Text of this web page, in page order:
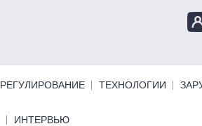
РЕГУЛИРОВАНИЕ ТЕХНОЛОГИИ
ИНТЕРВЬЮ